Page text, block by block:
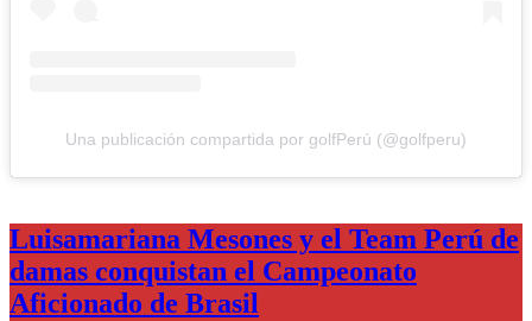
Una publicación compartida por golfPerú (@golfperu)
Luisamariana Mesones y el Team Perú de
damas conquistan el Campeonato
Aficionado de Brasil